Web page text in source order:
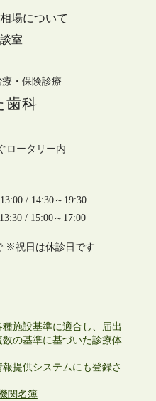
・保険診療
歯科
ロータリー内
/ 14:30～19:30
/ 15:00～17:00
※祝日は休診日です
施設基準に適合し、届出
の基準に基づいた診療体
提供システムにも登録さ
関名簿